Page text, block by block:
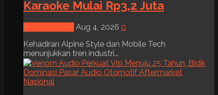
Karaoke Mulai Rp3,2 Juta
Aug 4, 2026 0
Kehadiran Alpine Style dan Mobile Tech
menunjukkan tren industri...